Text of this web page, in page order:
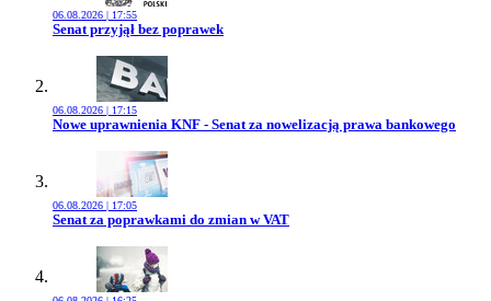
06.08.2026 | 17:55
Przejdź do artykułu:
Senat przyjął bez poprawek
06.08.2026 | 17:15
Przejdź do artykułu:
Nowe uprawnienia KNF - Senat za nowelizacją prawa bankowego
06.08.2026 | 17:05
Przejdź do artykułu:
Senat za poprawkami do zmian w VAT